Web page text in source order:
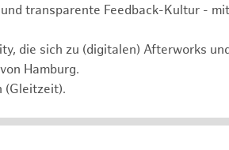
transparente Feedback-Kultur -
die sich zu (digitalen) Afterworks
Hamburg.
(Gleitzeit).